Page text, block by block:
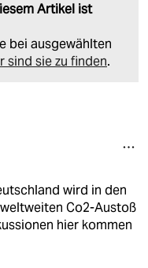
Artikel ist
bei ausgewählten
sind sie zu finden.
wird in den
Co2-Austoß
hier kommen